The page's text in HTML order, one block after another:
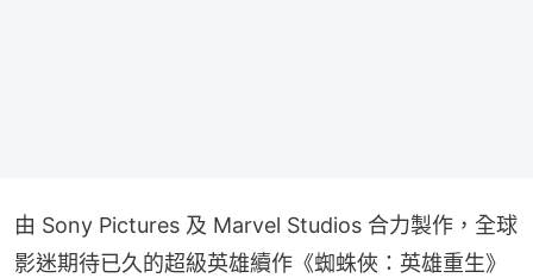
由 Sony Pictures 及 Marvel Studios 合力製作，全球
影迷期待已久的超級英雄續作《蜘蛛俠：英雄重生》